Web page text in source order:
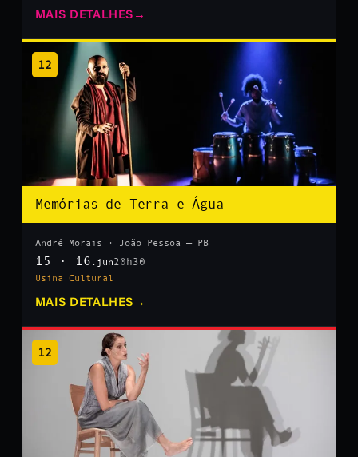
MAIS DETALHES →
12
Memórias de Terra e Água
André Morais · João Pessoa — PB
15 · 16 .jun20h30
Usina Cultural
MAIS DETALHES →
12